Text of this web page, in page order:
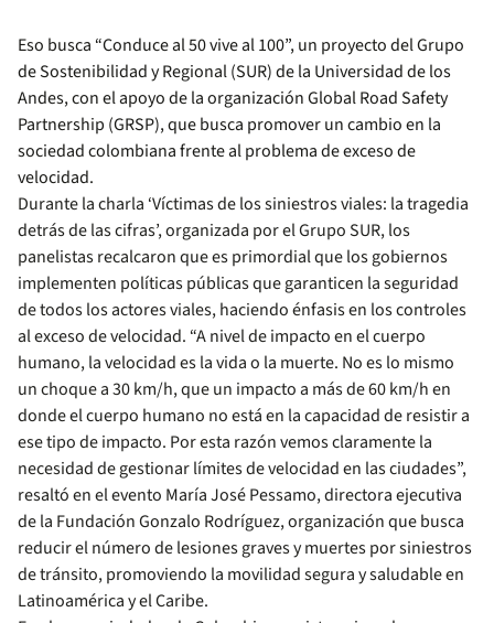
Eso busca “Conduce al 50 vive al 100”, un proyecto del Grupo
de Sostenibilidad y Regional (SUR) de la Universidad de los
Andes, con el apoyo de la organización Global Road Safety
Partnership (GRSP), que busca promover un cambio en la
sociedad colombiana frente al problema de exceso de
velocidad.
Durante la charla ‘Víctimas de los siniestros viales: la tragedia
detrás de las cifras’, organizada por el Grupo SUR, los
panelistas recalcaron que es primordial que los gobiernos
implementen políticas públicas que garanticen la seguridad
de todos los actores viales, haciendo énfasis en los controles
al exceso de velocidad. “A nivel de impacto en el cuerpo
humano, la velocidad es la vida o la muerte. No es lo mismo
un choque a 30 km/h, que un impacto a más de 60 km/h en
donde el cuerpo humano no está en la capacidad de resistir a
ese tipo de impacto. Por esta razón vemos claramente la
necesidad de gestionar límites de velocidad en las ciudades”,
resaltó en el evento María José Pessamo, directora ejecutiva
de la Fundación Gonzalo Rodríguez, organización que busca
reducir el número de lesiones graves y muertes por siniestros
de tránsito, promoviendo la movilidad segura y saludable en
Latinoamérica y el Caribe.